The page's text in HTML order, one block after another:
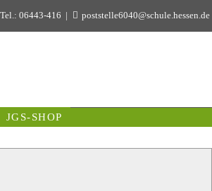
Tel.: 06443-416 poststelle6040@schule.hessen.de
JGS-SHOP